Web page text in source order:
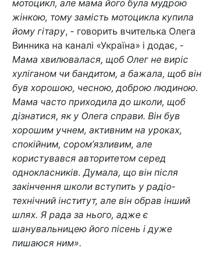
Вчителька співака, яка викладала у нього
фізику, була переконана, що на нього
чекає успіх у технічній сфері.
«Олег фізикою цікавився, особливо
технікою, коли ми вивчали механічний
рух. Мені здалося, він мріяв мати
мотоцикл, але мама його була мудрою
жінкою, тому замість мотоцикла купила
йому гітару, - говорить вчителька Олега
Винника на каналі «Україна» і додає, -
Мама хвилювалася, щоб Олег не виріс
хуліганом чи бандитом, а бажала, щоб він
був хорошою, чесною, доброю людиною.
Мама часто приходила до школи, щоб
дізнатися, як у Олега справи. Він був
хорошим учнем, активним на уроках,